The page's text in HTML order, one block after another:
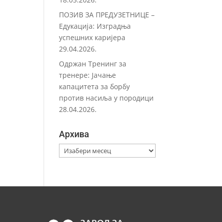
ПОЗИВ ЗА ПРЕДУЗЕТНИЦЕ –
Eдукација: Изградња
успешних каријера
29.04.2026.
Одржан Тренинг за
тренере: Јачање
капацитета за борбу
против насиља у породици
28.04.2026.
Архива
Архива